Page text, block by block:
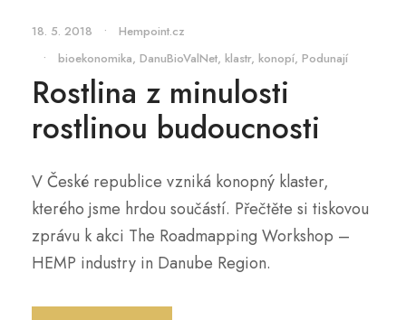
18. 5. 2018 •
Hempoint.cz
•
bioekonomika, DanuBioValNet, klastr, konopí, Podunají
Rostlina z minulosti
rostlinou budoucnosti
V České republice vzniká konopný klaster,
kterého jsme hrdou součástí. Přečtěte si tiskovou
zprávu k akci The Roadmapping Workshop –
HEMP industry in Danube Region.